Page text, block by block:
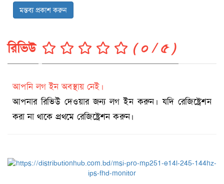
মন্তব্য প্রকাশ করুন
রিভিউ ( ০ / ৫ )
আপনি লগ ইন অবস্থায় নেই।
আপনার রিভিউ দেওয়ার জন্য লগ ইন করুন। যদি রেজিষ্ট্রেশন
করা না থাকে প্রথমে রেজিষ্ট্রেশন করুন।